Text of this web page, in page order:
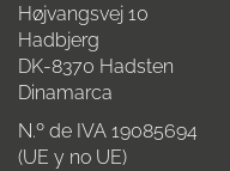
Højvangsvej 10
Hadbjerg
DK-8370 Hadsten
Dinamarca
N.º de IVA 19085694
(UE y no UE)